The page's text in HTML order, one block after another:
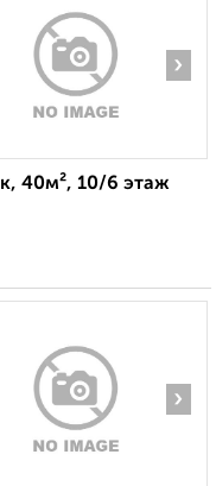
›
40м², 10/6 этаж
›